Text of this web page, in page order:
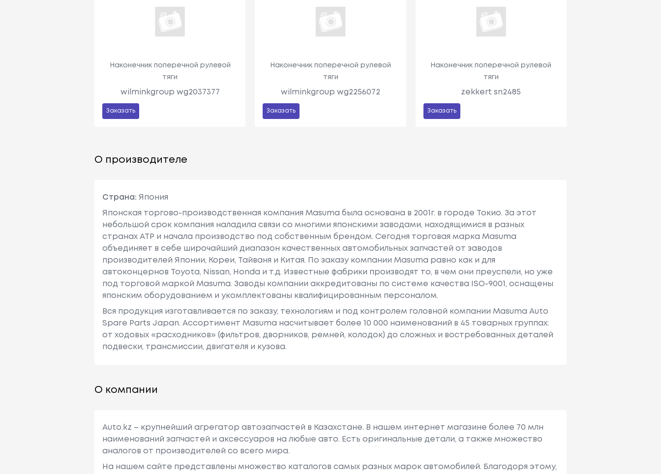
Наконечник поперечной рулевой
тяги
wilminkgroup wg2037377
Заказать
Наконечник поперечной рулевой
тяги
wilminkgroup wg2256072
Заказать
Наконечник поперечной рулевой
тяги
zekkert sn2485
Заказать
О производителе
Страна: Япония
Японская торгово-производственная компания Masuma была основана в 2001г. в городе Токио. За этот
небольшой срок компания наладила связи со многими японскими заводами, находящимися в разных
странах АТР и начала производство под собственным брендом. Сегодня торговая марка Masuma
объединяет в себе широчайший диапазон качественных автомобильных запчастей от заводов
производителей Японии, Кореи, Тайваня и Китая. По заказу компании Masuma равно как и для
автоконцернов Toyota, Nissan, Honda и т.д. Известные фабрики производят то, в чем они преуспели, но уже
под торговой маркой Masuma. Заводы компании аккредитованы по системе качества ISO-9001, оснащены
японским оборудованием и укомплектованы квалифицированным персоналом.
Вся продукция изготавливается по заказу, технологиям и под контролем головной компании Masuma Auto
Spare Parts Japan. Ассортимент Masuma насчитывает более 10 000 наименований в 45 товарных группах:
от ходовых «расходников» (фильтров, дворников, ремней, колодок) до сложных и востребованных деталей
подвески, трансмиссии, двигателя и кузова.
О компании
Auto.kz – крупнейший агрегатор автозапчастей в Казахстане. В нашем интернет магазине более 70 млн
наименований запчастей и аксессуаров на любые авто. Есть оригинальные детали, а также множество
аналогов от производителей со всего мира.
На нашем сайте представлены множество каталогов самых разных марок автомобилей. Благодоря этому,